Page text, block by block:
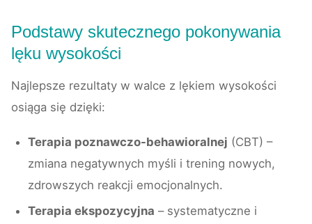
Podstawy skutecznego pokonywania
lęku wysokości
Najlepsze rezultaty w walce z lękiem wysokości
osiąga się dzięki:
Terapia poznawczo-behawioralnej (CBT) –
zmiana negatywnych myśli i trening nowych,
zdrowszych reakcji emocjonalnych.
Terapia ekspozycyjna – systematyczne i